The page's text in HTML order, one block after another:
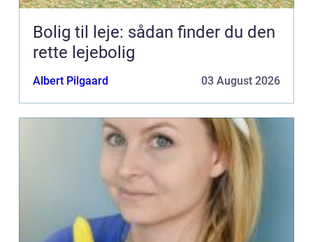
Bolig til leje: sådan finder du den
rette lejebolig
Albert Pilgaard 03 August 2026